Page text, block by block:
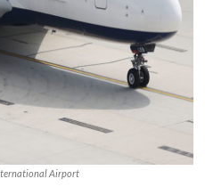
Airport